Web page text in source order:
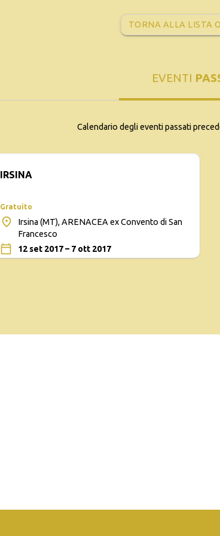
TORNA ALLA LISTA
EVENTI
Calendario degli eventi passati
IRSINA
Gratuito
Irsina (MT), ARENACEA ex Convento di San
Francesco
12 set 2017 – 7 ott 2017